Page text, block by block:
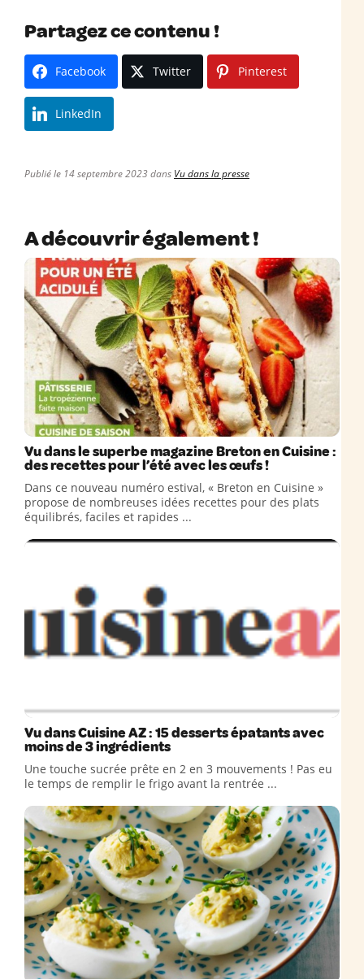
Partagez ce contenu !
Facebook Twitter Pinterest
LinkedIn
Publié le 14 septembre 2023 dans Vu dans la presse
A découvrir également !
Vu dans le superbe magazine Breton en Cuisine :
des recettes pour l’été avec les œufs !
Dans ce nouveau numéro estival, « Breton en Cuisine »
propose de nombreuses idées recettes pour des plats
équilibrés, faciles et rapides ...
Vu dans Cuisine AZ : 15 desserts épatants avec
moins de 3 ingrédients
Une touche sucrée prête en 2 en 3 mouvements ! Pas eu
le temps de remplir le frigo avant la rentrée ...